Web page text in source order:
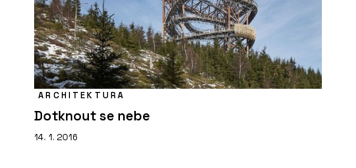
ARCHITEKTURA
Dotknout se nebe
14. 1. 2016